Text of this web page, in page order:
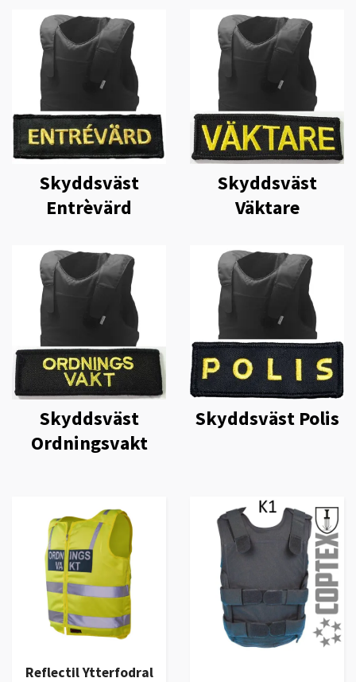
Skyddsväst
Entrèvärd
Skyddsväst
Väktare
Skyddsväst
Ordningsvakt
Skyddsväst Polis
Reflectil Ytterfodral